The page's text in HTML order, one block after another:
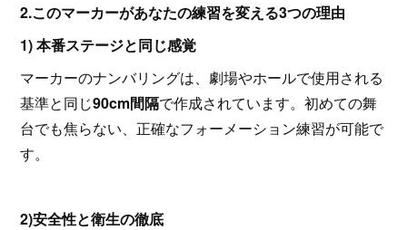
2.このマーカーがあなたの練習を変える3つの理由
1) 本番ステージと同じ感覚
マーカーのナンバリングは、劇場やホールで使用される
基準と同じ90cm間隔で作成されています。初めての舞
台でも焦らない、正確なフォーメーション練習が可能で
す。
2)安全性と衛生の徹底